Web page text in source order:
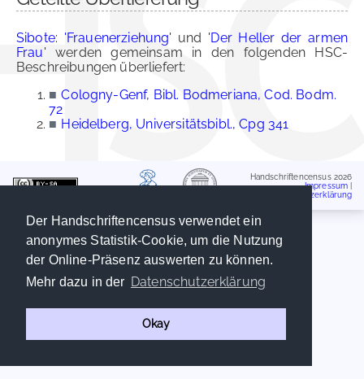
Der Handschriftencensus verwendet ein
anonymes Statistik-Cookie, um die Nutzung
der Online-Präsenz auswerten zu können.
Mehr dazu in der Datenschutzerklärung
Okay
Sibote: 'Frauenerziehung' und 'Der Heller der armen
Frau' werden gemeinsam in den folgenden HSC-
Beschreibungen überliefert:
■ Cologny-Genf, Bibl. Bodmeriana, Cod. Bodm.
72
■ Heidelberg, Universitätsbibl., Cpg 341
Handschriftencensus 2026
Impressum
Datenschutzerklärung